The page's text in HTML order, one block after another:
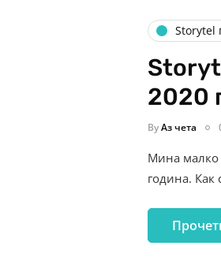
Storytel
2020
ByАз чета
Мина малко
година.